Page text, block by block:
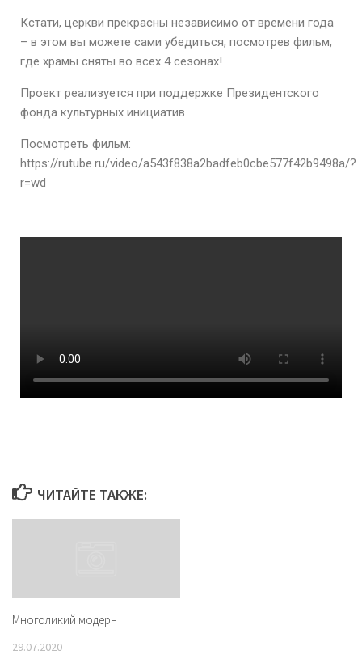
Кстати, церкви прекрасны независимо от времени года
– в этом вы можете сами убедиться, посмотрев фильм,
где храмы сняты во всех 4 сезонах!
Проект реализуется при поддержке Президентского
фонда культурных инициатив
Посмотреть фильм:
https://rutube.ru/video/a543f838a2badfeb0cbe577f42b9498a/?
r=wd
ЧИТАЙТЕ ТАКЖЕ:
Многоликий модерн
29.07.2020